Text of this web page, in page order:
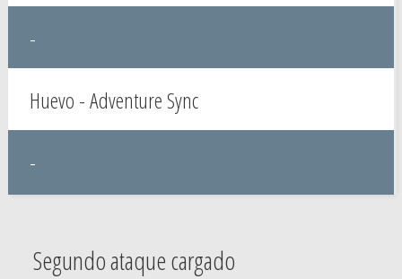
-
Huevo - Adventure Sync
-
Segundo ataque cargado